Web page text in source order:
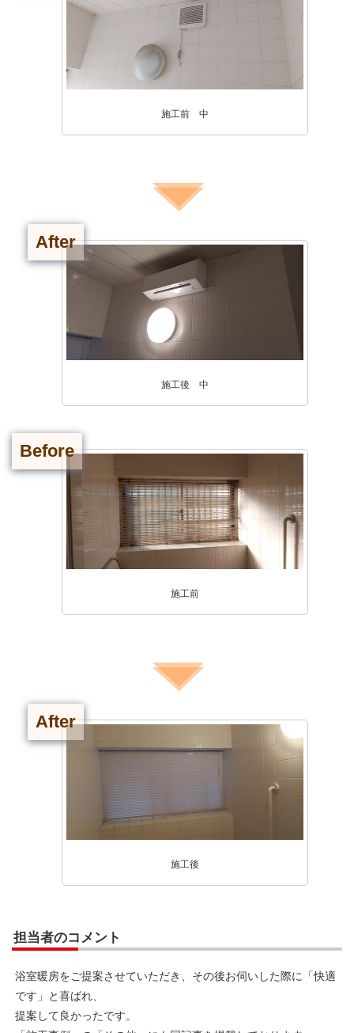
施工前 中
After
施工後 中
Before
施工前
After
施工後
担当者のコメント
浴室暖房をご提案させていただき、その後お伺いした際に「快適
です」と喜ばれ、
提案して良かったです。